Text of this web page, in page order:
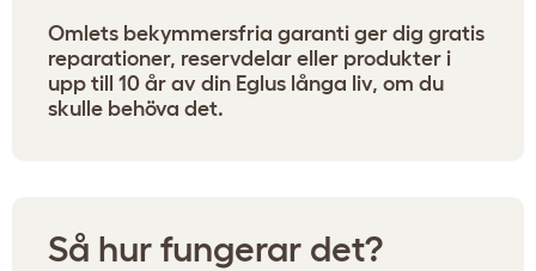
Omlets bekymmersfria garanti ger dig gratis
reparationer, reservdelar eller produkter i
upp till 10 år av din Eglus långa liv, om du
skulle behöva det.
Så hur fungerar det?